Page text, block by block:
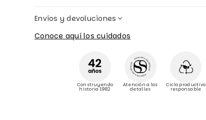
Envíos y devoluciones
Conoce aquí los cuidados
Construyendo
historia 1982
Atención a los
detalles
Ciclo productivo
responsable